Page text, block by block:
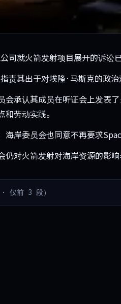
司就火箭发射项目展开的诉讼
责其出于对埃隆·马斯克的政治
会承认其成员在听证会上发表
劳动实践。
岸委员会也同意不再要求
对火箭发射对海岸资源的影响
仅前 3 段）